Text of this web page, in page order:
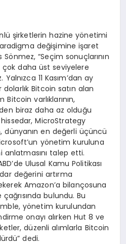
şirketlerin hazine yönetimi
değişimine işaret
“Seçim sonuçlarının
daha üst seviyelere
11 Kasım’dan ay
Bitcoin satın alan
varlıklarının,
biraz daha az olduğu
MicroStrategy
dünyanın en değerli üçüncü
yönetim kuruluna
talep etti.
Ulusal Kamu Politikası
değerini artırma
Amazon’a bilançosuna
bulundu. Bu
yönetim kurulundan
onayı alırken Hut 8 ve
düzenli alımlarla Bitcoin
dedi.